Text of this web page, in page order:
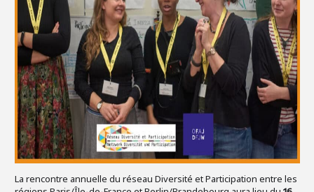
La rencontre annuelle du réseau Diversité et Participation entre les